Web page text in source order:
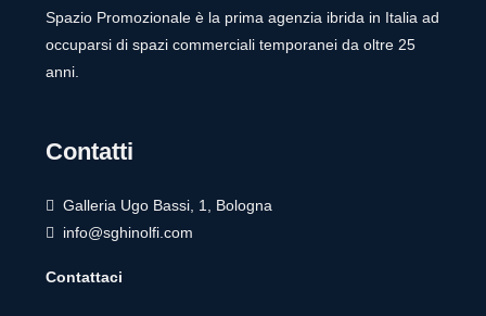
Spazio Promozionale è la prima agenzia ibrida in Italia ad
occuparsi di spazi commerciali temporanei da oltre 25
anni.
Contatti
Galleria Ugo Bassi, 1, Bologna
info@sghinolfi.com
Contattaci